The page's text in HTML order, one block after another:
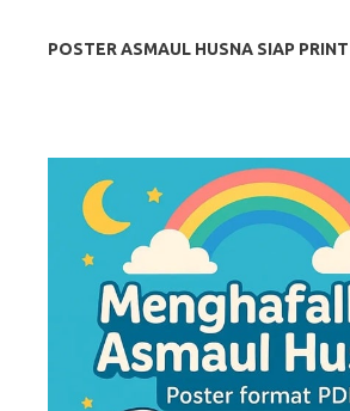
POSTER ASMAUL HUSNA SIAP PRINT